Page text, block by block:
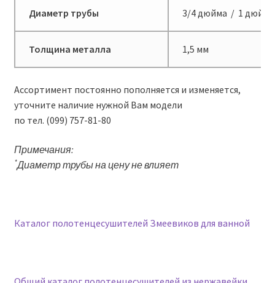
Диаметр трубы 3/4 дюйма / 1 дюйм
Толщина металла 1,5 мм
Ассортимент постоянно пополняется и изменяется,
уточните наличие нужной Вам модели
по тел. (099) 757-81-80
Примечания:
*Диаметр трубы на цену не влияет
Каталог полотенцесушителей Змеевиков для ванной